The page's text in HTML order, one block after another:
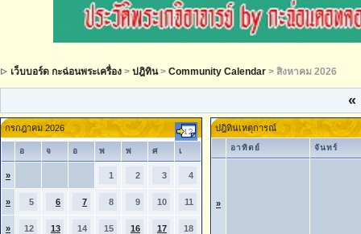
เว็บบอร์ด กะฉ่อนพระเครื่อง > ปฎิทิน> Community Calendar > สิงหาคม 2026
«
กรกฎาคม 2026
อ จ อ พ พ ศ เ
» 1 2 3 4
» 5 6 7 8 9 10 11
» 12 13 14 15 16 17 18
ปฎิทินเหตุการณ์
อาทิตย์ จันทร์
»